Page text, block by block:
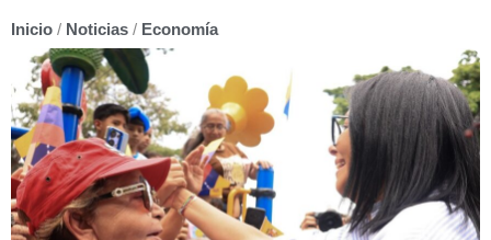
Inicio / Noticias / Economía